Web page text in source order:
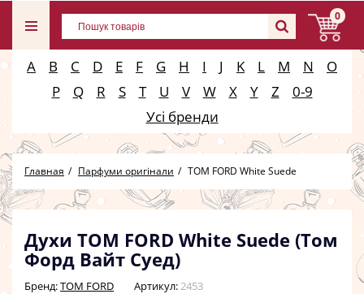
0
A B C D E F G H I J K L M N
O
P
Q R S T U V W X Y Z
0-9
Усі бренди
Главная Парфуми оригінали TOM FORD White Suede
Духи TOM FORD White Suede (Том
Форд Вайт Суед)
Бренд:TOM FORD Артикул:2453